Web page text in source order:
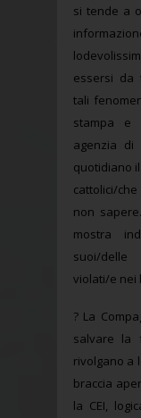
si tende a
essersi da
tali
stampa e
agenzia di
quotidiano
cattolici/
non
mostra
suoi/
violati/e nei
? La
salvare la
rivolgano a
braccia
la CEI,